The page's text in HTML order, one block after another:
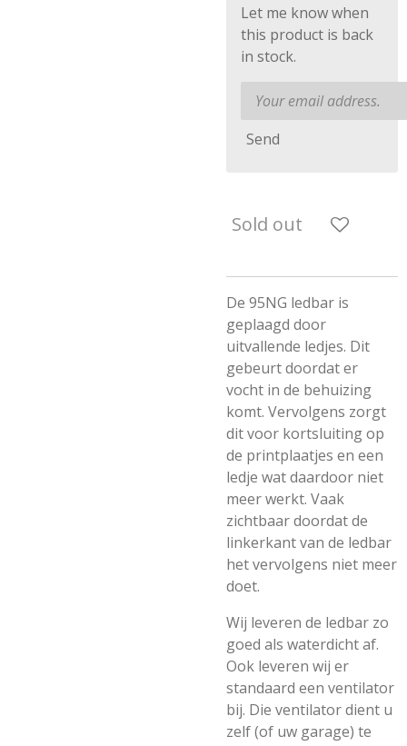
Let me know when
this product is back
in stock.
Send
Sold out
De 95NG ledbar is
geplaagd door
uitvallende ledjes. Dit
gebeurt doordat er
vocht in de behuizing
komt. Vervolgens zorgt
dit voor kortsluiting op
de printplaatjes en een
ledje wat daardoor niet
meer werkt. Vaak
zichtbaar doordat de
linkerkant van de ledbar
het vervolgens niet meer
doet.
Wij leveren de ledbar zo
goed als waterdicht af.
Ook leveren wij er
standaard een ventilator
bij. Die ventilator dient u
zelf (of uw garage) te